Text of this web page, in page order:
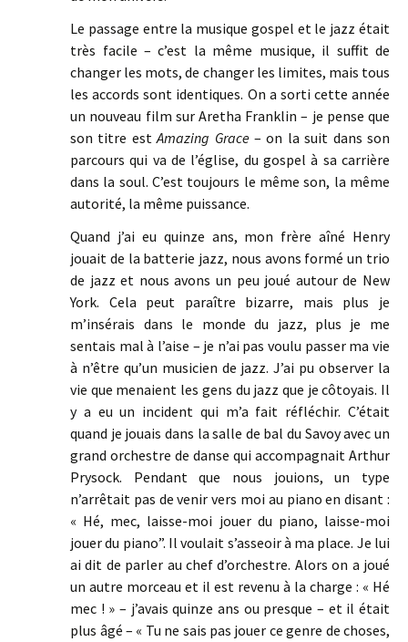
Le passage entre la musique gospel et le jazz était
très facile – c’est la même musique, il suffit de
changer les mots, de changer les limites, mais tous
les accords sont identiques. On a sorti cette année
un nouveau film sur Aretha Franklin – je pense que
son titre estAmazing Grace– on la suit dans son
parcours qui va de l’église, du gospel à sa carrière
dans la soul. C’est toujours le même son, la même
autorité, la même puissance.
Quand j’ai eu quinze ans, mon frère aîné Henry
jouait de la batterie jazz, nous avons formé un trio
de jazz et nous avons un peu joué autour de New
York. Cela peut paraître bizarre, mais plus je
m’insérais dans le monde du jazz, plus je me
sentais mal à l’aise – je n’ai pas voulu passer ma vie
à n’être qu’un musicien de jazz. J’ai pu observer la
vie que menaient les gens du jazz que je côtoyais. Il
y a eu un incident qui m’a fait réfléchir. C’était
quand je jouais dans la salle de bal du Savoy avec un
grand orchestre de danse qui accompagnait Arthur
Prysock. Pendant que nous jouions, un type
n’arrêtait pas de venir vers moi au piano en disant :
« Hé, mec, laisse-moi jouer du piano, laisse-moi
jouer du piano”. Il voulait s’asseoir à ma place. Je lui
ai dit de parler au chef d’orchestre. Alors on a joué
un autre morceau et il est revenu à la charge : « Hé
mec ! » – j’avais quinze ans ou presque – et il était
plus âgé – « Tu ne sais pas jouer ce genre de choses,